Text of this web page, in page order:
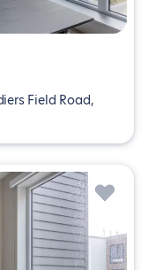
Field Road,